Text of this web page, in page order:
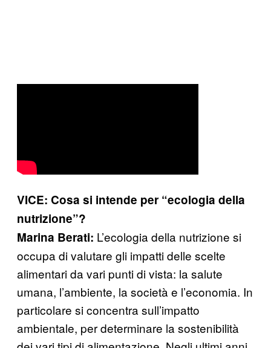
VICE: Cosa si intende per “ecologia della
nutrizione”?
Marina Berati: L’ecologia della nutrizione si
occupa di valutare gli impatti delle scelte
alimentari da vari punti di vista: la salute
umana, l’ambiente, la società e l’economia. In
particolare si concentra sull’impatto
ambientale, per determinare la sostenibilità